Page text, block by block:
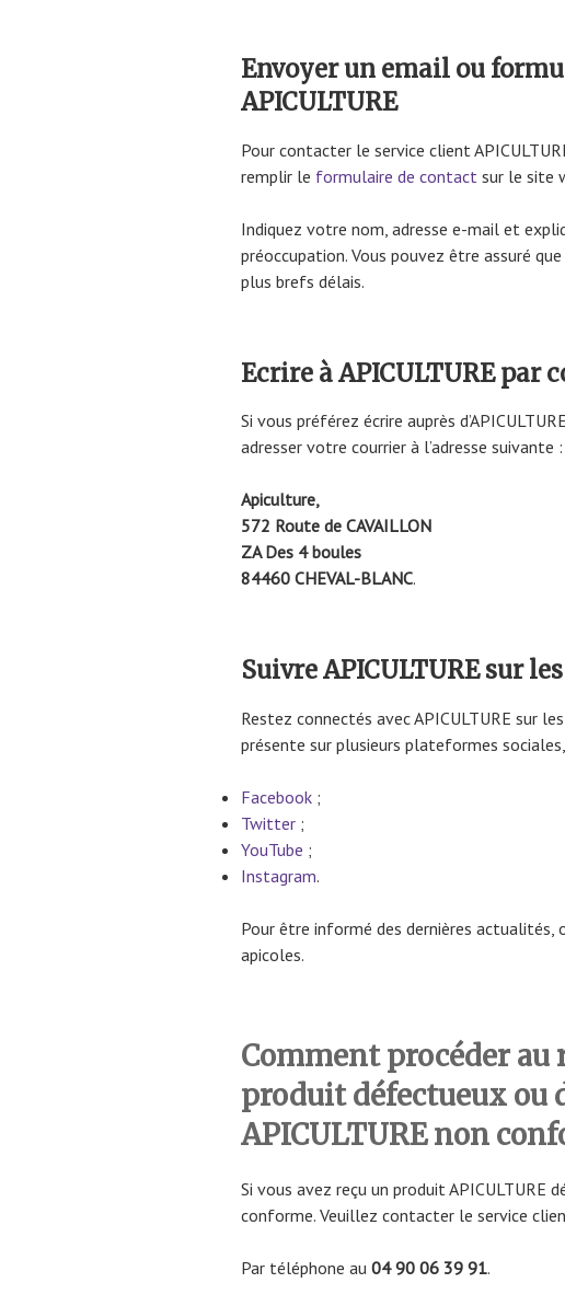
Envoyer un email ou
APICULTURE
Pour contacter le service client
remplir le formulaire de contact sur le site
Indiquez votre nom, adresse e-mail et
préoccupation. Vous pouvez être assuré
plus brefs délais.
Ecrire à APICULTURE par
Si vous préférez écrire auprès
adresser votre courrier à l’adresse suivante :
Apiculture,
572 Route de CAVAILLON
ZA Des 4 boules
84460 CHEVAL-BLANC.
Suivre APICULTURE sur
Restez connectés avec APICULTURE sur
présente sur plusieurs plateformes
Facebook ;
Twitter ;
YouTube ;
Instagram.
Pour être informé des dernières actualités,
apicoles.
Comment procéder au
produit défectueux ou
APICULTURE non
Si vous avez reçu un produit APICULTURE
conforme. Veuillez contacter le service
Par téléphone au 04 90 06 39 91.